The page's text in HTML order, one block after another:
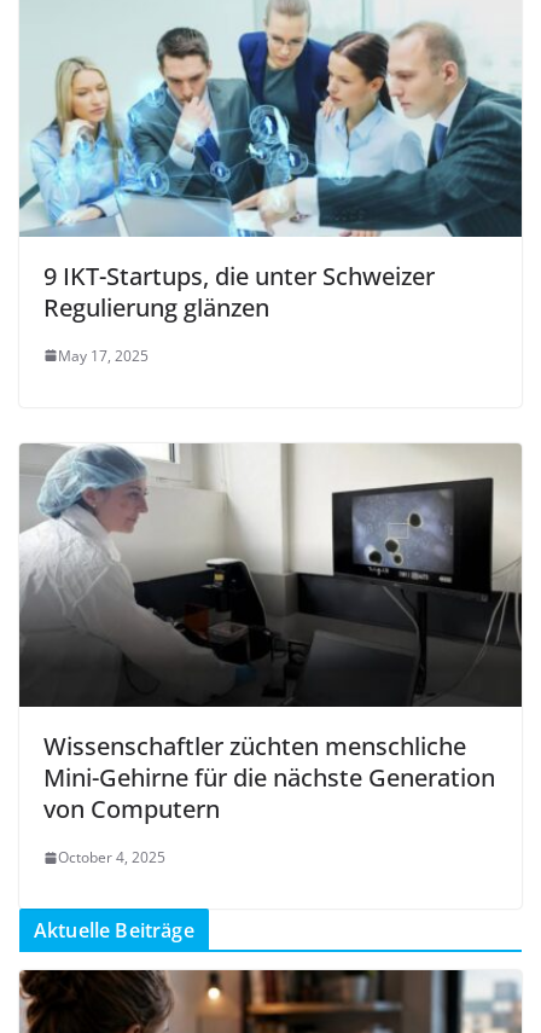
9 IKT-Startups, die unter Schweizer
Regulierung glänzen
May 17, 2025
Wissenschaftler züchten menschliche
Mini-Gehirne für die nächste Generation
von Computern
October 4, 2025
Aktuelle Beiträge